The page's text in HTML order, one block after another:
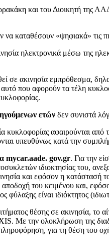
και του Διοικητή της
να καταθέσουν «ψηφιακά» τις
ηλεκτρονικά μέσω της
σε ακινησία εμπρόθεσμα,
που αφορούν τα τέλη
ετών δεν συνιστά
κυκλοφορίας αφαιρούνται
υπευθύνως κατά την
mycar.aade. gov.gr. Για την
ιδιοκτησίας του,
και εφόσον η κατάστασή
του κειμένου και,
είναι ιδιόκτητος
θέσης σε ακινησία, το
την ολοκλήρωση της
για τη θέση του